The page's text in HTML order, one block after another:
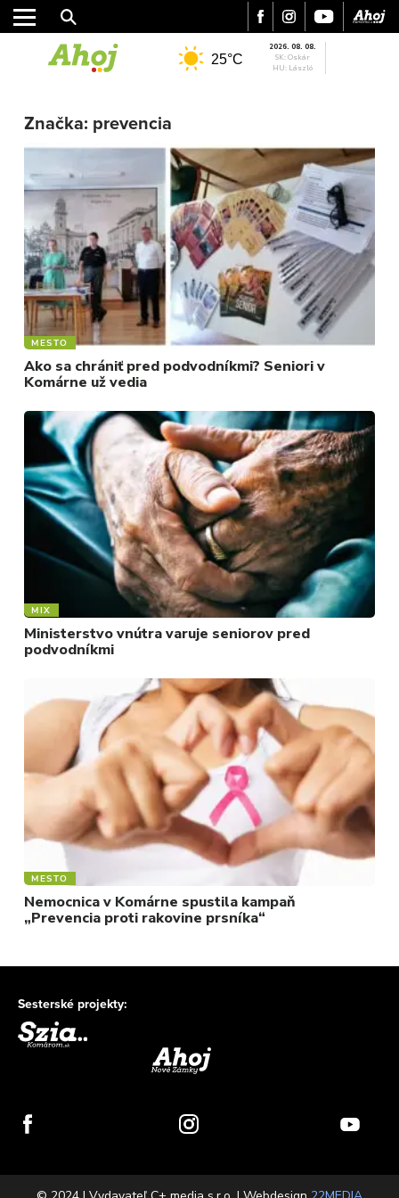
REGIÓN
ŠPORT
KULTÚRA
FOTKY
VIDEO
MIX
25°C
2026. 08. 08.
SK: Oskár
HU: László
Značka: prevencia
MESTO
Ako sa chrániť pred podvodníkmi? Seniori v
Komárne už vedia
MIX
Ministerstvo vnútra varuje seniorov pred
podvodníkmi
MESTO
Nemocnica v Komárne spustila kampaň
„Prevencia proti rakovine prsníka“
Sesterské projekty: